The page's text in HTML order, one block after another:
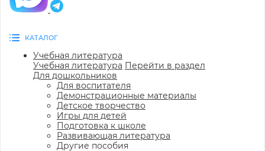
КАТАЛОГ
Учебная литература
Учебная литература Перейти в раздел
Для дошкольников
Для воспитателя
Демонстрационные материалы
Детское творчество
Игры для детей
Подготовка к школе
Развивающая литература
Другие пособия